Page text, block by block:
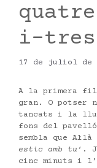
i-
17 de juliol de
A la primera fila
gran. O potser
tancats i la
fons del pavelló
sembla que
estic amb tu ‘.
cinc minuts i